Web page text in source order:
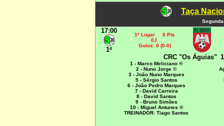
Taça
17:00
1ª
1º Lugar 0 Pts
0J
Golos: 0 (0-0)
CRC "Os Águias"
1 - Marco Meliciano ®
2 - Nuno Jorge ©
3 - João Nuno Marques
5 - Sérgio Santos
6 - João Pedro Marques
7 - David Carreira
8 - David Santos
9 - Bruno Simões
10 - Miguel Antunes ®
TREINADOR: Tiago Santos